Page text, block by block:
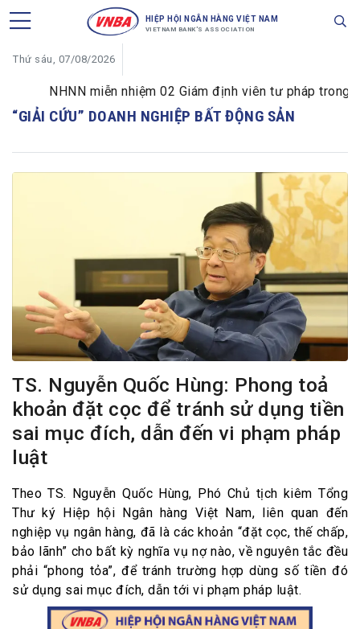
HIỆP HỘI NGÂN HÀNG VIỆT NAM
VIETNAM BANK'S ASSOCIATION
Thứ sáu, 07/08/2026
NHNN miễn nhiệm 02 Giám định viên tư pháp trong
“GIẢI CỨU” DOANH NGHIỆP BẤT ĐỘNG SẢN
TS. Nguyễn Quốc Hùng: Phong toả
khoản đặt cọc để tránh sử dụng tiền
sai mục đích, dẫn đến vi phạm pháp
luật
Theo TS. Nguyễn Quốc Hùng, Phó Chủ tịch kiêm Tổng
Thư ký Hiệp hội Ngân hàng Việt Nam, liên quan đến
nghiệp vụ ngân hàng, đã là các khoản “đặt cọc, thế chấp,
bảo lãnh” cho bất kỳ nghĩa vụ nợ nào, về nguyên tắc đều
phải “phong tỏa”, để tránh trường hợp dùng số tiền đó
sử dụng sai mục đích, dẫn tới vi phạm pháp luật.